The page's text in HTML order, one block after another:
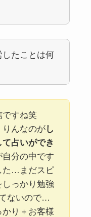
したことは何
ですね笑
りんなのがし
占いができ
分の中です
た…まだスピ
しっかり勉強
ないので…
り＋お客様